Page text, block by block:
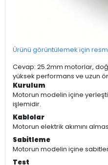
Ürünü görüntülemek için
Cevap: 25.2mm motorlar,
yüksek performans ve uzun
Kurulum
Motorun modelin içine
işlemidir.
Kablolar
Motorun elektrik akımını
Sabitleme
Motorun modelin içine
Test